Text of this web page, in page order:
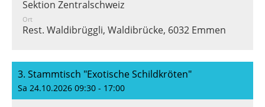
Sektion Zentralschweiz
Ort
Rest. Waldibrüggli, Waldibrücke, 6032 Emmen
3. Stammtisch "Exotische Schildkröten"
Sa 24.10.2026 09:30 - 17:00